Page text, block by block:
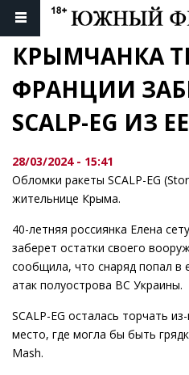
КРЫМЧАНКА
ФРАНЦИИ
SCALP-EG ИЗ
28/03/2024 - 15:41
Обломки ракеты SCALP-EG
жительнице Крыма.
40-летняя россиянка Елена
заберет остатки своего
сообщила, что снаряд попал в
атак полуострова ВС Украины.
SCALP-EG осталась торчать
место, где могла бы быть
Mash.